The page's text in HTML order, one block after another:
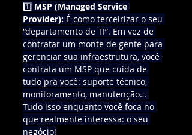
1️⃣ MSP (Managed Service
Provider): É como terceirizar o seu
“departamento de TI”. Em vez de
contratar um monte de gente para
gerenciar sua infraestrutura, você
contrata um MSP que cuida de
tudo pra você: suporte técnico,
monitoramento, manutenção…
Tudo isso enquanto você foca no
que realmente interessa: o seu
negócio!